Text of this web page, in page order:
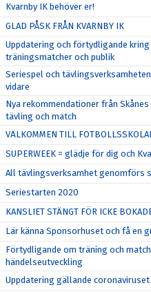
Kvarnby IK behöver er!
GLAD PÅSK FRÅN KVARNBY IK
Uppdatering och förtydligande
träningsmatcher och publik
Seriespel och
vidare
Nya rekommendationer från
tävling och match
VÄLKOMMEN TILL
SUPERWEEK = glädje för dig och
All tävlingsverksamhet genomförs
Seriestarten 2020
KANSLIET STÄNGT FÖR ICKE
Lär känna Sponsorhuset och få en
Förtydligande om träning och
händelseutveckling
Uppdatering gällande